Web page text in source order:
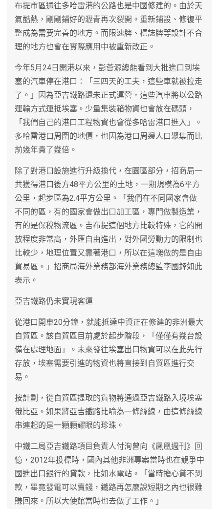
布提市區通往多哈雷港的公路也是中國修建的。由於天
氣酷熱，剛剛鋪好的瀝青再次裂開。重新鋪設、修復平
整成為需要完善的地方。而限速牌、標誌牌等設計不合
理的地方也會在實際應用中被重新改正。
今年5月24日開港以來，彭薈源總能看到大批進口到埃
塞的汽車停在港口：「三四天的工夫，這些車就被拉走
了。」因為亞吉鐵路還未正式運營，這些汽車將以公路
運輸方式運抵埃塞。少量集裝箱物資也會放在碼頭，
「我們自己的港口工程物資也會從多哈雷港口進入」。
多哈雷港口周圍的地價，也因為港口周邊人口聚集而比
前幾年貴了幾倍。
除了對港口設施進行升級換代，在園區部分，招商局一
共獲得港口後方48平方公里的土地，一期規模為6平方
公里，起步區為2.4平方公里。「我們在不同國家會做
不同的區，有的國家會做出口加工區，專門做製造業，
有的是保稅物流區。吉布提這個地方比較特殊，它的開
放程度非常高，外匯自由進出，對外國勞動力的限制也
比較少，地理位置又靠著港口，所以在這塊做的是自由
貿易區。」招商局海外業務部海外業務總監李國鋒如此
表示。
亞吉鐵路仍未實現客運
從港口開車20分鐘，就能抵達中資正在修建的非洲最大
自貿區。該自貿區目前處於起步階段，「僅僅有幾台設
備在處理地面」。未來發往埃塞出口物資可以在此先行
存放，埃塞需要引進的物資也將直接到自貿區進行交
易。
按計劃，從自貿區提取的貨物將通過亞吉鐵路入境埃塞
俄比亞。如果將亞吉鐵路比喻為一條絲線，由這條絲線
串連起的是一顆顆耀眼的珍珠。
中鐵二局亞吉鐵路項目負責人付洵曾向《鳳凰週刊》回
憶，2012年投標時，國內其他非洲專案當時也在競爭中
國進出口銀行的貸款，比如水電站。「當時擔心貸不到
款，畢竟發電可以賣錢，鐵路再怎麼說短期之內也很難
賺回來。所以大使館當時也去做了工作。」